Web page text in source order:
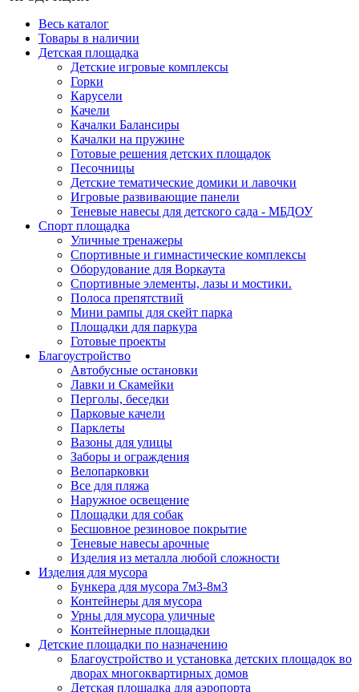
Весь каталог
Товары в наличии
Детская площадка
Детские игровые комплексы
Горки
Карусели
Качели
Качалки Балансиры
Качалки на пружине
Готовые решения детских площадок
Песочницы
Детские тематические домики и лавочки
Игровые развивающие панели
Теневые навесы для детского сада - МБДОУ
Спорт площадка
Уличные тренажеры
Спортивные и гимнастические комплексы
Оборудование для Воркаута
Спортивные элементы, лазы и мостики.
Полоса препятствий
Мини рампы для скейт парка
Площадки для паркура
Готовые проекты
Благоустройство
Автобусные остановки
Лавки и Скамейки
Перголы, беседки
Парковые качели
Парклеты
Вазоны для улицы
Заборы и ограждения
Велопарковки
Все для пляжа
Наружное освещение
Площадки для собак
Бесшовное резиновое покрытие
Теневые навесы арочные
Изделия из металла любой сложности
Изделия для мусора
Бункера для мусора 7м3-8м3
Контейнеры для мусора
Урны для мусора уличные
Контейнерные площадки
Детские площадки по назначению
Благоустройство и установка детских площадок во
дворах многоквартирных домов
Детская площадка для аэропорта